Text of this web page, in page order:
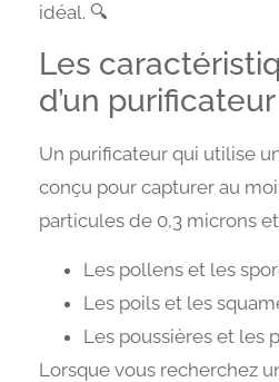
idéal. 🔍
Les
d’un purificateur
Un purificateur qui utilise
conçu pour capturer au
particules de 0,3 microns
Les pollens et les
Les poils et les
Les poussières et les
Lorsque vous recherchez